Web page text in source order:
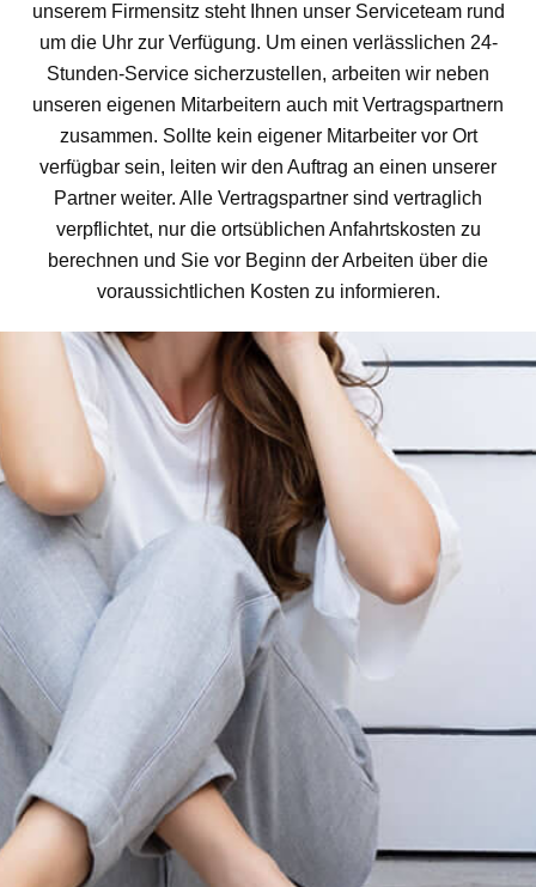
unserem Firmensitz steht Ihnen unser Serviceteam rund
um die Uhr zur Verfügung. Um einen verlässlichen 24-
Stunden-Service sicherzustellen, arbeiten wir neben
unseren eigenen Mitarbeitern auch mit Vertragspartnern
zusammen. Sollte kein eigener Mitarbeiter vor Ort
verfügbar sein, leiten wir den Auftrag an einen unserer
Partner weiter. Alle Vertragspartner sind vertraglich
verpflichtet, nur die ortsüblichen Anfahrtskosten zu
berechnen und Sie vor Beginn der Arbeiten über die
voraussichtlichen Kosten zu informieren.